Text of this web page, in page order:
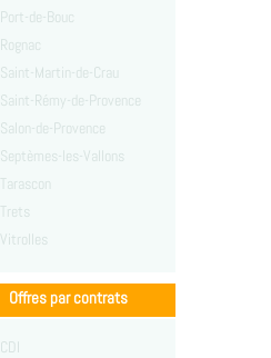
Port-de-Bouc
Rognac
Saint-Martin-de-Crau
Saint-Rémy-de-Provence
Salon-de-Provence
Septèmes-les-Vallons
Tarascon
Trets
Vitrolles
Offres par contrats
CDI